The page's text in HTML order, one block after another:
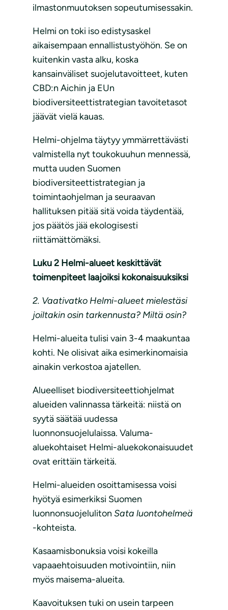
ilmastonmuutoksen sopeutumisessakin.
Helmi on toki iso edistysaskel
aikaisempaan ennallistustyöhön. Se on
kuitenkin vasta alku, koska
kansainväliset suojelutavoitteet, kuten
CBD:n Aichin ja EUn
biodiversiteettistrategian tavoitetasot
jäävät vielä kauas.
Helmi-ohjelma täytyy ymmärrettävästi
valmistella nyt toukokuuhun mennessä,
mutta uuden Suomen
biodiversiteettistrategian ja
toimintaohjelman ja seuraavan
hallituksen pitää sitä voida täydentää,
jos päätös jää ekologisesti
riittämättömäksi.
Luku 2 Helmi-alueet keskittävät
toimenpiteet laajoiksi kokonaisuuksiksi
2. Vaativatko Helmi-alueet mielestäsi
joiltakin osin tarkennusta? Miltä osin?
Helmi-alueita tulisi vain 3-4 maakuntaa
kohti. Ne olisivat aika esimerkinomaisia
ainakin verkostoa ajatellen.
Alueelliset biodiversiteettiohjelmat
alueiden valinnassa tärkeitä: niistä on
syytä säätää uudessa
luonnonsuojelulaissa. Valuma-
aluekohtaiset Helmi-aluekokonaisuudet
ovat erittäin tärkeitä.
Helmi-alueiden osoittamisessa voisi
hyötyä esimerkiksi Suomen
luonnonsuojeluliton Sata luontohelmeä
-kohteista.
Kasaamisbonuksia voisi kokeilla
vapaaehtoisuuden motivointiin, niin
myös maisema-alueita.
Kaavoituksen tuki on usein tarpeen